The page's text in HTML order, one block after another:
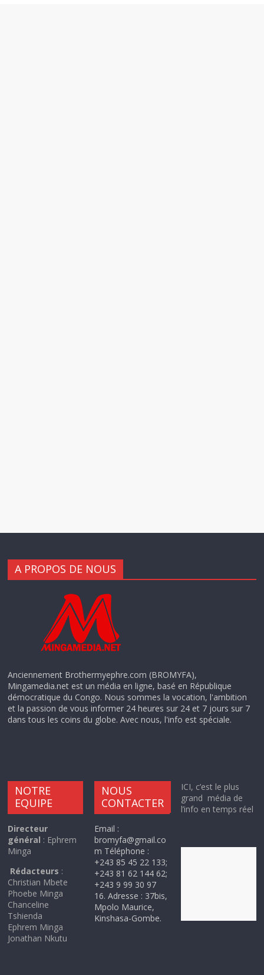
A PROPOS DE NOUS
Anciennement Brothermyephre.com (BROMYFA),
Mingamedia.net est un média en ligne, basé en République
démocratique du Congo. Nous sommes la vocation, l'ambition
et la passion de vous informer 24 heures sur 24 et 7 jours sur 7
dans tous les coins du globe. Avec nous, l'info est spéciale.
NOTRE
EQUIPE
Directeur
général : Ephrem
Minga
Rédacteurs :
Christian Mbete
Phoebe Minga
Chanceline
Tshienda
Ephrem Minga
Jonathan Nkutu
NOUS
CONTACTER
Email :
bromyfa@gmail.co
m Téléphone :
+243 85 45 22 133;
+243 81 62 144 62;
+243 9 99 30 97
16. Adresse : 37bis,
Mpolo Maurice,
Kinshasa-Gombe.
ICI, c’est le plus
grand média de
l’info en temps réel